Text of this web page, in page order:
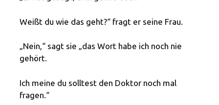
Weißt du wie das geht?“ fragt er seine Frau.
„Nein,“ sagt sie „das Wort habe ich noch nie
gehört.
Ich meine du solltest den Doktor noch mal
fragen.“